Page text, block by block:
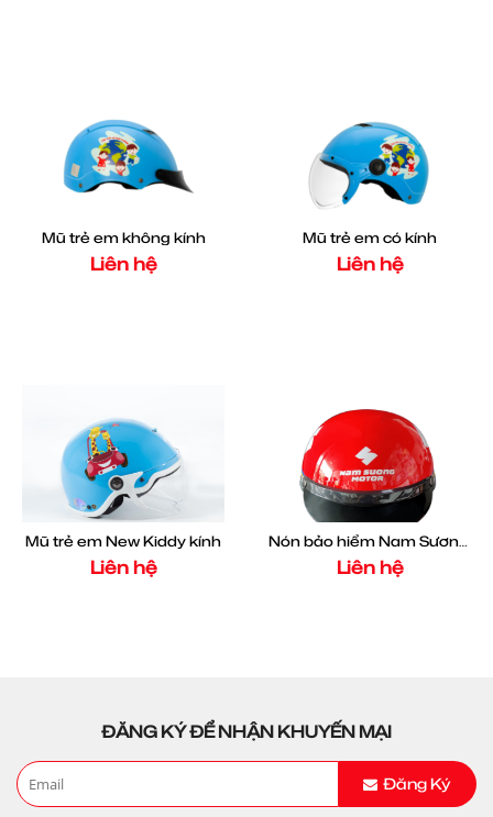
Mũ trẻ em không kính
Liên hệ
Mũ trẻ em có kính
Liên hệ
Mũ trẻ em New Kiddy kính
Liên hệ
Nón bảo hiểm Nam Sương Motor
Liên hệ
ĐĂNG KÝ ĐỂ NHẬN KHUYẾN MẠI
Đăng Ký